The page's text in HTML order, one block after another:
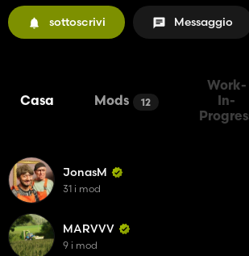
sottoscrivi Messaggio
Casa Mods 12
Work-
In-
JonasM
31 i mod
MARVVV
9 i mod